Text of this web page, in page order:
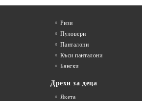
Ризи
Пуловери
Панталони
Къси панталони
Бански
Дрехи за деца
Якета